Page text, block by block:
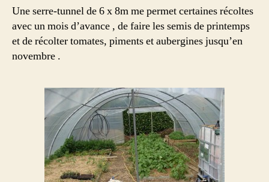
Une serre-tunnel de 6 x 8m me permet certaines récoltes
avec un mois d’avance , de faire les semis de printemps
et de récolter tomates, piments et aubergines jusqu’en
novembre .